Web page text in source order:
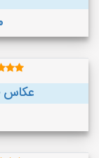
عکاس